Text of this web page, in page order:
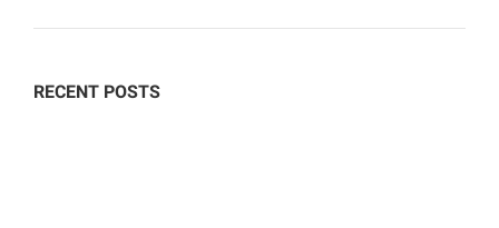
RECENT POSTS